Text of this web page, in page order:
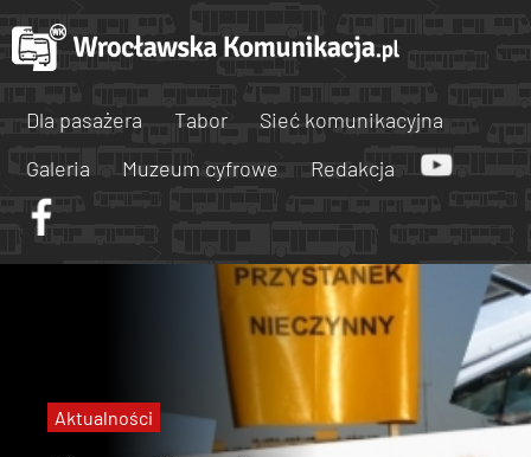
Dla pasażera Tabor
Sieć komunikacyjna
Galeria
Muzeum cyfrowe Redakcja
Aktualności